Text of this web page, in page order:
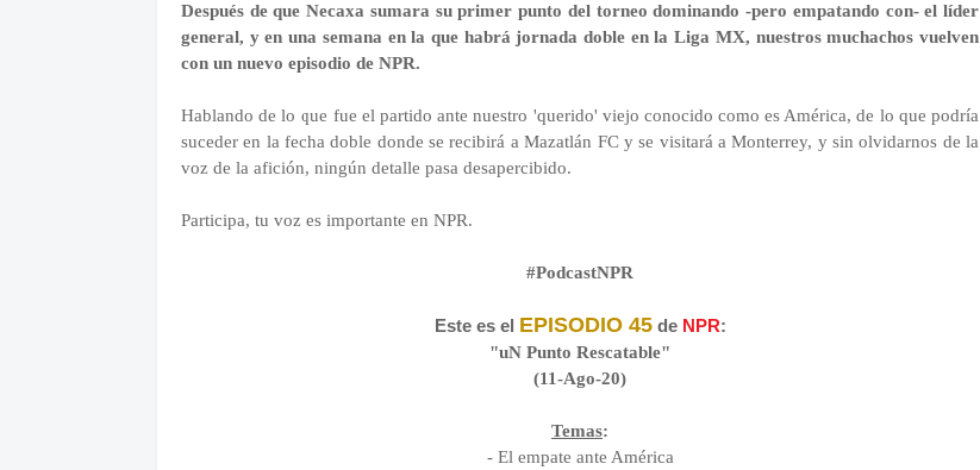
Después de que Necaxa sumara su primer punto del torneo dominando -pero empatando con- el líder
general, y en una semana en la que habrá jornada doble en la Liga MX, nuestros muchachos vuelven
con un nuevo episodio de NPR.
Hablando de lo que fue el partido ante nuestro 'querido' viejo conocido como es América, de lo que podría
suceder en la fecha doble donde se recibirá a Mazatlán FC y se visitará a Monterrey, y sin olvidarnos de la
voz de la afición, ningún detalle pasa desapercibido.
Participa, tu voz es importante en NPR.
#PodcastNPR
Este es el EPISODIO 45de NPR:
"uN Punto Rescatable"
(11-Ago-20)
Temas:
- El empate ante América